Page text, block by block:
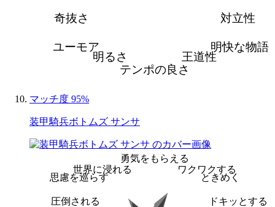
対立性
明快な物語
王道性
テンポの良さ
明るさ
ユーモア
奇抜さ
マッチ度 95%
装甲騎兵ボトムズ サンサ
勇気をもらえる
ワクワクする
ときめく
ドキッとする
圧倒される
思慮を巡らす
世界に浸れる